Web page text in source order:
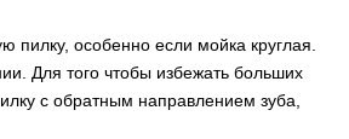
особенно если мойка круглая.
Для того чтобы избежать больших
с обратным направлением зуба,